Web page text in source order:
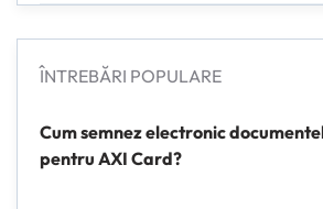
ÎNTREBĂRI POPULARE
Cum semnez electronic
pentru AXI Card?